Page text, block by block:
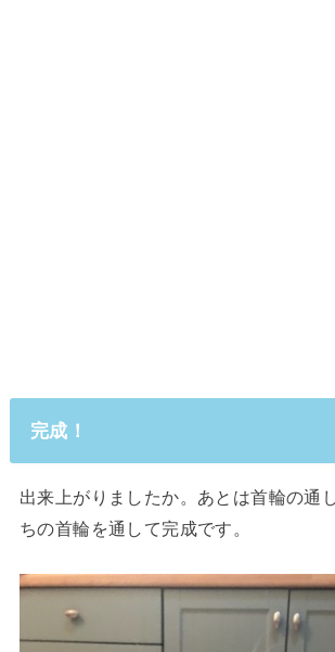
完成！
出来上がりましたか。あとは首輪の通
ちの首輪を通して完成です。